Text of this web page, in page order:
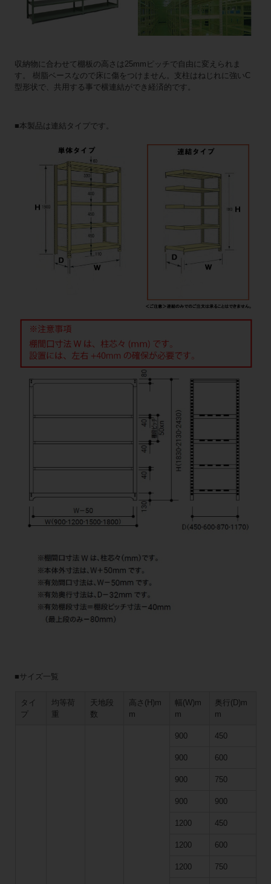
収納物に合わせて棚板の高さは25mmピッチで自由に変えられま
す。 樹脂ベースなので床に傷をつけません。支柱はねじれに強いC
型形状で、共用する事で横連結ができ経済的です。
■本製品は連結タイプです。
■サイズ一覧
タイ
プ
均等荷
天地段
数
高さ(H)m
m
幅(W)m
m
奥行(D)m
m
900 450
900 600
900 750
900 900
1200 450
1200 600
1200 750